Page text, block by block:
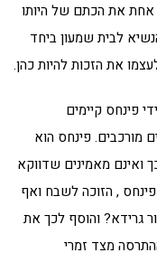
אחת את הכתם של היותו
לבית שמעון ביחד
את הזכות להיות כהן.
פינחס קיימים
מורכבים. פינחס הוא
ואינם מאמינים שדווקא
, הזוכה לשבח ואף
גרידא? והוסף לכך את
מצד זמרי